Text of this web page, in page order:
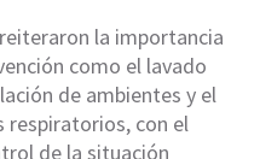
la importancia
como el lavado
de ambientes y el
respiratorios, con el
de la situación